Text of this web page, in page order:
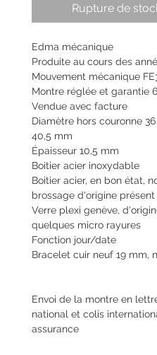
Rupture de
Edma mécanique
Produite au cours des
Mouvement mécanique
Montre réglée et garantie
Vendue avec facture
Diamètre hors couronne
40,5 mm
Épaisseur 10,5 mm
Boitier acier inoxydable
Boitier acier, en bon état,
brossage d'origine présent
Verre plexi genève,
quelques micro rayures
Fonction jour/date
Bracelet cuir neuf 19 mm,
Envoi de la montre en lettre
national et colis
assurance